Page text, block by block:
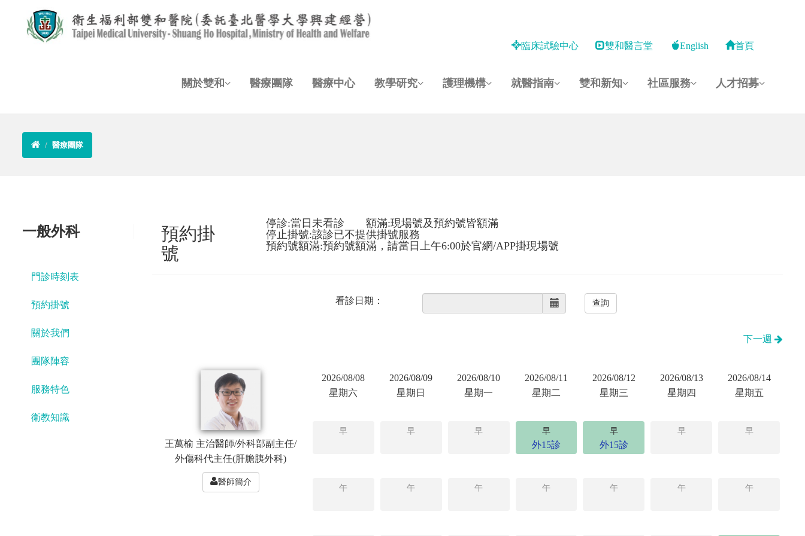
臨床試驗中心 雙和醫言堂 English 首頁
關於雙和 醫療團隊 醫療中心 教學研究 護理機構 就醫指南 雙和新知 社區服務 人才招募
醫療團隊
一般外科
門診時刻表
預約掛號
關於我們
團隊陣容
服務特色
衛教知識
預約掛
號
停診:當日未看診 額滿:現場號及預約號皆額滿
停止掛號:該診已不提供掛號服務
預約號額滿:預約號額滿，請當日上午6:00於官網/APP掛現場號
看診日期：
下一週
王萬榆 主治醫師/外科部副主任/
外傷科代主任(肝膽胰外科)
醫師簡介
2026/08/08
星期六
2026/08/09
星期日
2026/08/10
星期一
2026/08/11
星期二
2026/08/12
星期三
2026/08/13
星期四
2026/08/14
星期五
早 早 早 早
外15診
早
外15診
早 早
午 午 午 午 午 午 午